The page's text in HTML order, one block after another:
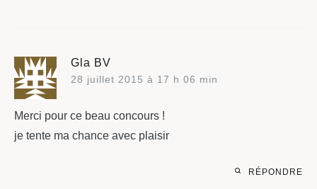
Gla BV
28 juillet 2015 à 17 h 06 min
Merci pour ce beau concours !
je tente ma chance avec plaisir
RÉPONDRE